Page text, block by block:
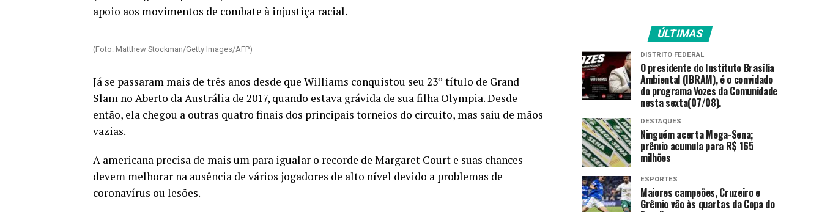
apoio aos movimentos de combate à injustiça racial.
(Foto: Matthew Stockman/Getty Images/AFP)
Já se passaram mais de três anos desde que Williams conquistou seu 23º título de Grand
Slam no Aberto da Austrália de 2017, quando estava grávida de sua filha Olympia. Desde
então, ela chegou a outras quatro finais dos principais torneios do circuito, mas saiu de mãos
vazias.
A americana precisa de mais um para igualar o recorde de Margaret Court e suas chances
devem melhorar na ausência de vários jogadores de alto nível devido a problemas de
coronavírus ou lesões.
ÚLTIMAS
DISTRITO FEDERAL
O presidente do Instituto Brasília
Ambiental (IBRAM), é o convidado
do programa Vozes da Comunidade
nesta sexta(07/08).
DESTAQUES
Ninguém acerta Mega-Sena;
prêmio acumula para R$ 165
milhões
ESPORTES
Maiores campeões, Cruzeiro e
Grêmio vão às quartas da Copa do